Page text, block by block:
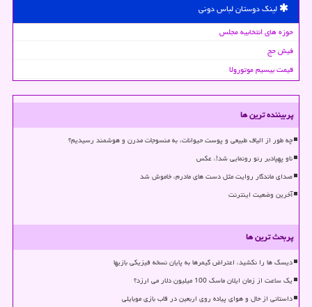
لینک دوستان لباس دونی
حوزه های انتخابیه مجلس
فیش حج
قیمت بیسیم موتورولا
پربیننده ترین ها
چه طور از الیاف طبیعی و پوست حیوانات، به منسوجات مدرن و هوشمند رسیدیم؟
ناو پهپادبر رنو رونمایی شد!، عکس
صدای ماندگار روایت مثل دست های مادرم، خاموش شد
آخرین وضعیت اینترنت
پربحث ترین ها
دیسک ها را نکشید، اعتراض گیمرها به پایان نسخه فیزیکی بازیها
یک ساعت از زمان ایلان ماسک 100 میلیون دلار می ارزد؟
داستانی از حال و هوای پیاده روی اربعین در قاب بازی موبایلی